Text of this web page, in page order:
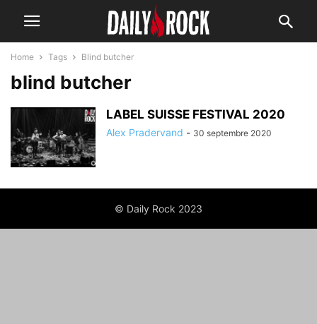
Home Tags Blind butcher
blind butcher
LABEL SUISSE FESTIVAL 2020
Alex Pradervand - 30 septembre 2020
© Daily Rock 2023